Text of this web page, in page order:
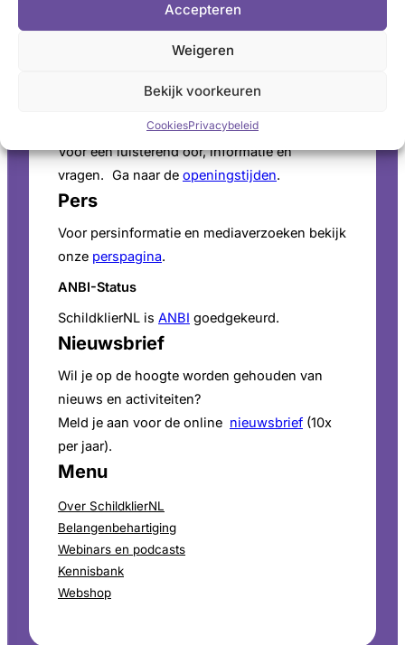
Accepteren
Weigeren
Bekijk voorkeuren
CookiesPrivacybeleid
Administratie (9 tot 12 uur)
tel. 085 – 489 12 36
Postbus 60, 3940 AB Doorn
Schildkliertelefoon
Voor een luisterend oor, informatie en
vragen. Ga naar de openingstijden.
Pers
Voor persinformatie en mediaverzoeken bekijk
onze perspagina.
ANBI-Status
SchildklierNL is ANBI goedgekeurd.
Nieuwsbrief
Wil je op de hoogte worden gehouden van
nieuws en activiteiten?
Meld je aan voor de online nieuwsbrief (10x
per jaar).
Menu
Over SchildklierNL
Belangenbehartiging
Webinars en podcasts
Kennisbank
Webshop